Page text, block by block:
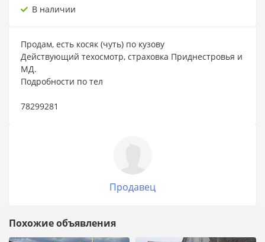
В наличии
Продам, есть косяк (чуть) по кузову
Действующий техосмотр, страховка Приднестровья и
МД.
Подробности по тел
78299281
Продавец
Похожие объявления